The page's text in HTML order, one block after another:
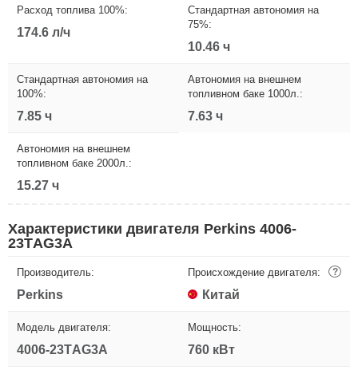
Расход топлива 100%:
174.6 л/ч
Стандартная автономия на
75%:
10.46 ч
Стандартная автономия на
100%:
7.85 ч
Автономия на внешнем
топливном баке 1000л.:
7.63 ч
Автономия на внешнем
топливном баке 2000л.:
15.27 ч
Характеристики двигателя Perkins 4006-
23TАG3A
Производитель:
Perkins
Происхождение двигателя: ?
Китай
Модель двигателя:
4006-23TАG3A
Мощность:
760 кВт